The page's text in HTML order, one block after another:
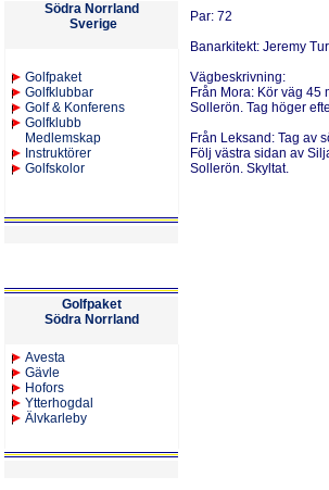
Södra Norrland
Sverige
Golfpaket
Golfklubbar
Golf & Konferens
Golfklubb
Medlemskap
Instruktörer
Golfskolor
Golfpaket
Södra Norrland
Avesta
Gävle
Hofors
Ytterhogdal
Älvkarleby
Par: 72
Banarkitekt: Jeremy
Vägbeskrivning:
Från Mora: Kör väg 45
Sollerön. Tag höger
Från Leksand: Tag av
Följ västra sidan av
Sollerön. Skyltat.